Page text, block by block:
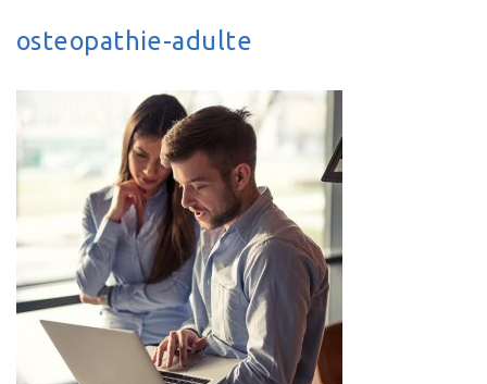
osteopathie-adulte